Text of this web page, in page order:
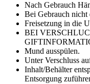
Nach Gebrauch
Bei Gebrauch nicht
Freisetzung in die
BEI
Mund ausspülen.
Unter Verschluss
Inhalt/Behälter
Entsorgung